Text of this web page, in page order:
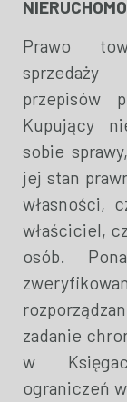
Prawo
sprzedaży
przepisów
Kupujący
sobie
jej stan
własności,
właściciel,
osób.
zadanie
w
ograniczeń